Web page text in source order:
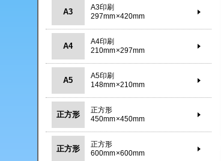
A3
A3印刷
297mm×420mm
A4
A4印刷
210mm×297mm
A5
A5印刷
148mm×210mm
正方形
正方形
450mm×450mm
正方形
正方形
600mm×600mm